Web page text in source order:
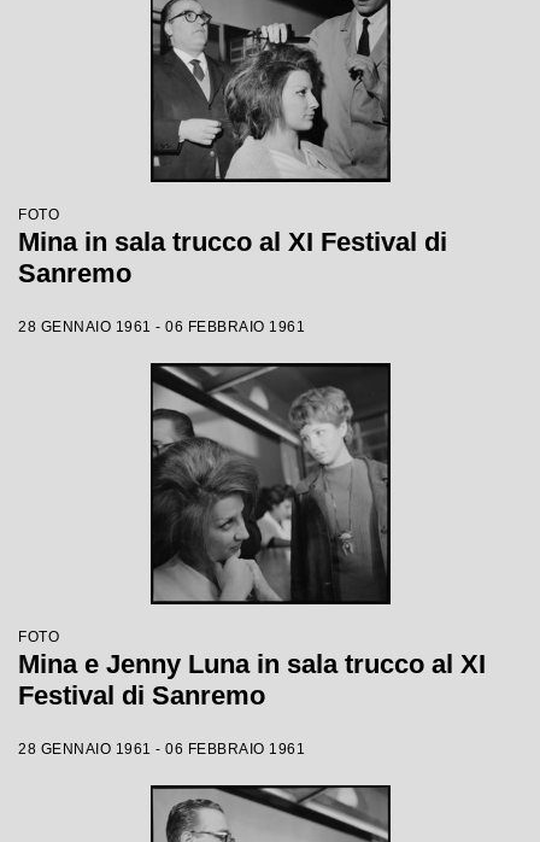
FOTO
Mina in sala trucco al XI Festival di
Sanremo
28 GENNAIO 1961 - 06 FEBBRAIO 1961
FOTO
Mina e Jenny Luna in sala trucco al XI
Festival di Sanremo
28 GENNAIO 1961 - 06 FEBBRAIO 1961